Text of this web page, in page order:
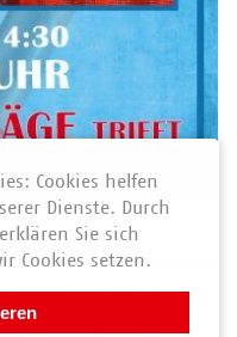
aus Kahla, die durch
mit der
Cookies helfen
Dienste. Durch
Sie sich
Cookies setzen.